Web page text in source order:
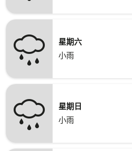
星期六
小雨
星期日
小雨